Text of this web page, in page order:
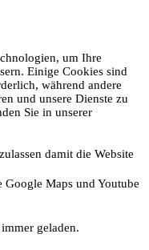
um Ihre
Einige Cookies sind
während andere
und unsere Dienste zu
Sie in unserer
damit die Website
Google Maps und Youtube
geladen.